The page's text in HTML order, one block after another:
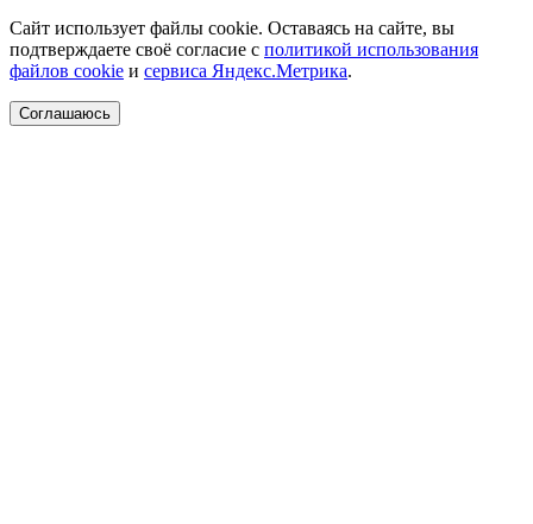
Сайт использует файлы cookie. Оставаясь на сайте, вы
подтверждаете своё согласие с политикой использования
файлов cookie и сервиса Яндекс.Метрика.
Соглашаюсь